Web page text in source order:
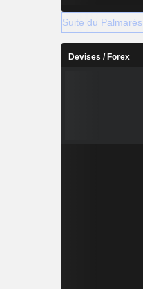
Suite du Palmarès
Devises / Forex